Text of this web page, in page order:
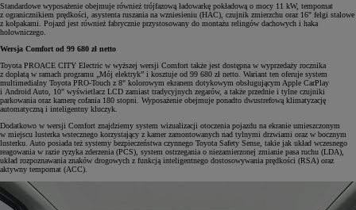
Standardowe wyposażenie obejmuje również trójfazową ładowarkę pokładową o mocy 11 kW, tempomat
z ogranicznikiem prędkości, asystenta ruszania na wzniesieniu (HAC), czujnik zmierzchu oraz 16" felgi stalowe
z kołpakami. Pojazd jest również fabrycznie przystosowany do montażu relingów dachowych i haka
holowniczego.
Wersja Comfort od 99 680 zł netto
Toyota PROACE CITY Electric w wyższej wersji Comfort także jest dostępna w wyprzedaży rocznika
z dopłatą w ramach programu „Mój elektryk” i kosztuje od 99 680 zł netto. Wariant ten oferuje system
multimedialny Toyota PRO-Touch z 8" kolorowym ekranem dotykowym obsługującym Apple CarPlay
i Android Auto, 10" wyświetlacz LCD zamiast tradycyjnych zegarów, a także przednie i tylne czujniki
parkowania oraz kamerę cofania 180 stopni. Wyposażenie obejmuje ponadto dwustrefową klimatyzację
automatyczną i inteligentny kluczyk.
Dodatkowo w wersji Comfort znajdziemy system wizualizacji otoczenia pojazdu na ekranie umieszczonym
w miejscu lusterka wstecznego korzystający z kamer zamontowanych nad tylnymi drzwiami oraz w bocznym
lusterku. Auto posiada też systemy bezpieczeństwa czynnego Toyota Safety Sense, takie jak układ wczesnego
reagowania w razie ryzyka zderzenia (PCS), system ostrzegania o niezamierzonej zmianie pasa ruchu (LDA),
układ rozpoznawania znaków drogowych z funkcją inteligentnego dostosowywania prędkości (RSA) oraz
aktywny tempomat (ACC).